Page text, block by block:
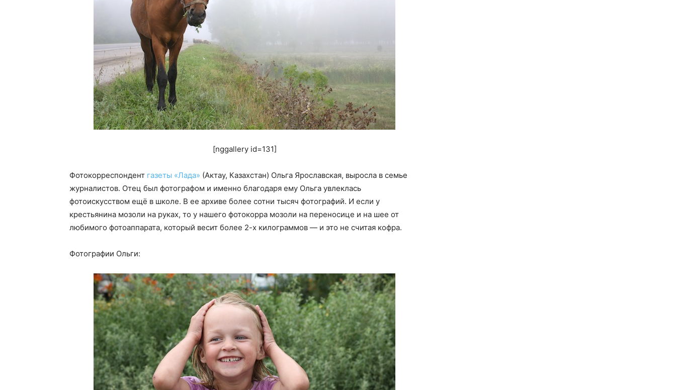
[nggallery id=131]
Фотокорреспондент газеты «Лада» (Актау, Казахстан) Ольга Ярославская, выросла в семье
журналистов. Отец был фотографом и именно благодаря ему Ольга увлеклась
фотоискусством ещё в школе. В ее архиве более сотни тысяч фотографий. И если у
крестьянина мозоли на руках, то у нашего фотокорра мозоли на переносице и на шее от
любимого фотоаппарата, который весит более 2-х килограммов — и это не считая кофра.
Фотографии Ольги: